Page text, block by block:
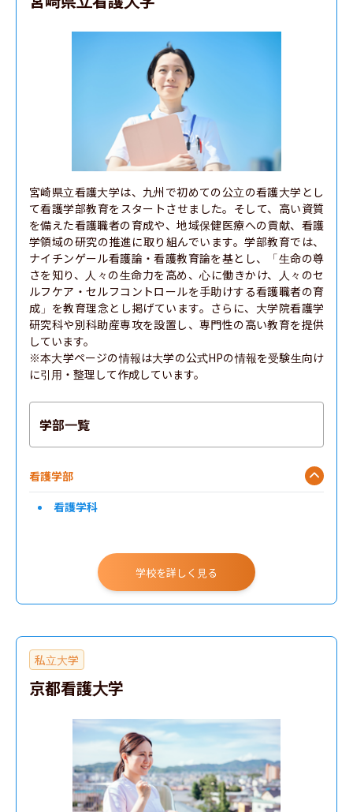
宮崎県立看護大学は、九州で初めての公立の看護大学とし
て看護学部教育をスタートさせました。そして、高い資質
を備えた看護職者の育成や、地域保健医療への貢献、看護
学領域の研究の推進に取り組んでいます。学部教育では、
ナイチンゲール看護論・看護教育論を基とし、「生命の尊
さを知り、人々の生命力を高め、心に働きかけ、人々のセ
ルフケア・セルフコントロールを手助けする看護職者の育
成」を教育理念とし掲げています。さらに、大学院看護学
研究科や別科助産専攻を設置し、専門性の高い教育を提供
しています。
※本大学ページの情報は大学の公式HPの情報を受験生向け
に引用・整理して作成しています。
学部一覧
看護学部
看護学科
学校を詳しく見る
私立大学
京都看護大学